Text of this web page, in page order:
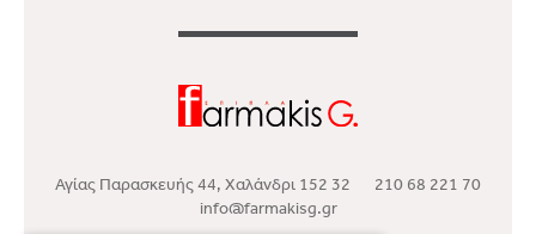
Αγίας Παρασκευής 44, Χαλάνδρι 152 32 210 68 221 70
info@farmakisg.gr